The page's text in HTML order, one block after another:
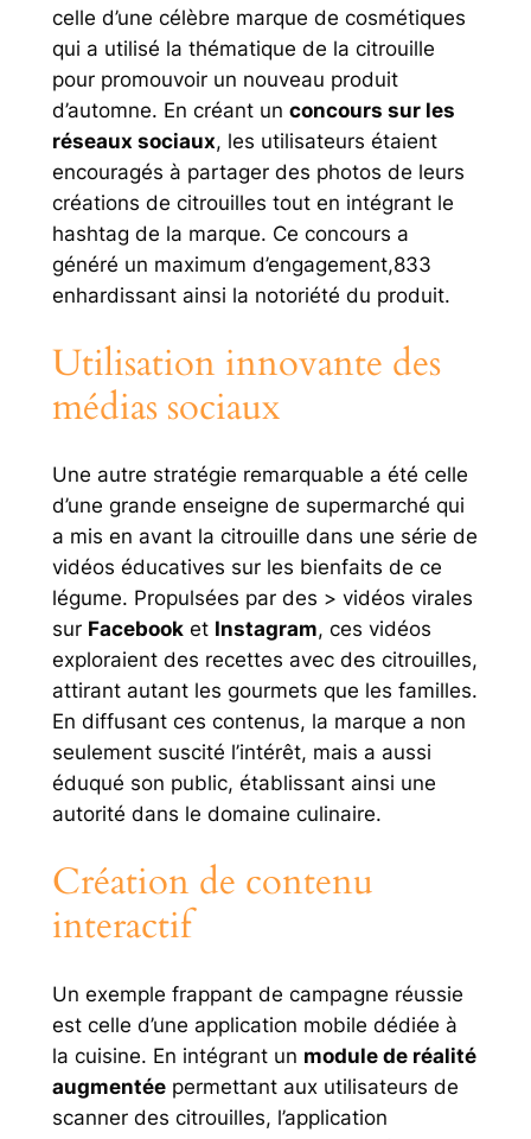
celle d’une célèbre marque de cosmétiques
qui a utilisé la thématique de la citrouille
pour promouvoir un nouveau produit
d’automne. En créant un concours sur les
réseaux sociaux, les utilisateurs étaient
encouragés à partager des photos de leurs
créations de citrouilles tout en intégrant le
hashtag de la marque. Ce concours a
généré un maximum d’engagement,833
enhardissant ainsi la notoriété du produit.
Utilisation innovante des
médias sociaux
Une autre stratégie remarquable a été celle
d’une grande enseigne de supermarché qui
a mis en avant la citrouille dans une série de
vidéos éducatives sur les bienfaits de ce
légume. Propulsées par des > vidéos virales
sur Facebooket Instagram, ces vidéos
exploraient des recettes avec des citrouilles,
attirant autant les gourmets que les familles.
En diffusant ces contenus, la marque a non
seulement suscité l’intérêt, mais a aussi
éduqué son public, établissant ainsi une
autorité dans le domaine culinaire.
Création de contenu
interactif
Un exemple frappant de campagne réussie
est celle d’une application mobile dédiée à
la cuisine. En intégrant un module de réalité
augmentéepermettant aux utilisateurs de
scanner des citrouilles, l’application